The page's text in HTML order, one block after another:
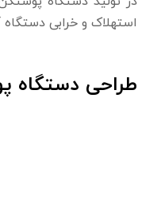
استهلاک و خرابی
طراحی دستگاه